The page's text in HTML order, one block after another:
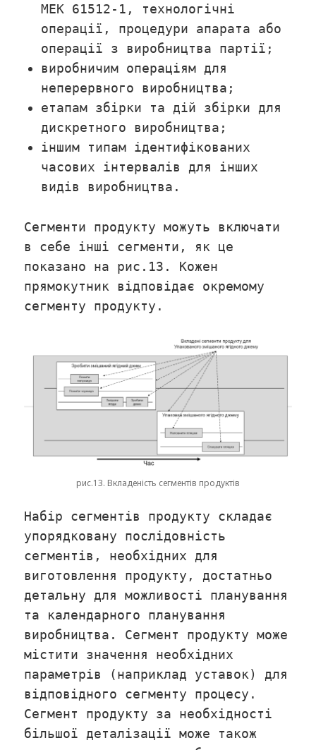
МЕК 61512-1, технологічні
операції, процедури апарата або
операції з виробництва партії;
виробничим операціям для
неперервного виробництва;
етапам збірки та дій збірки для
дискретного виробництва;
іншим типам ідентифікованих
часових інтервалів для інших
видів виробництва.
Сегменти продукту можуть включати
в себе інші сегменти, як це
показано на рис.13. Кожен
прямокутник відповідає окремому
сегменту продукту.
рис.13. Вкладеність сегментів продуктів
Набір сегментів продукту складає
упорядковану послідовність
сегментів, необхідних для
виготовлення продукту, достатньо
детальну для можливості планування
та календарного планування
виробництва. Сегмент продукту може
містити значення необхідних
параметрів (наприклад уставок) для
відповідного сегменту процесу.
Сегмент продукту за необхідності
більшої деталізації може також